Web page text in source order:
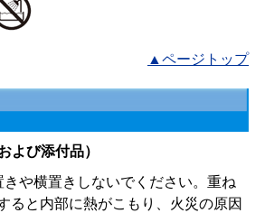
▲ページトップ
よび添付品）
や横置きしないでください。重ね
ると内部に熱がこもり、火災の原因